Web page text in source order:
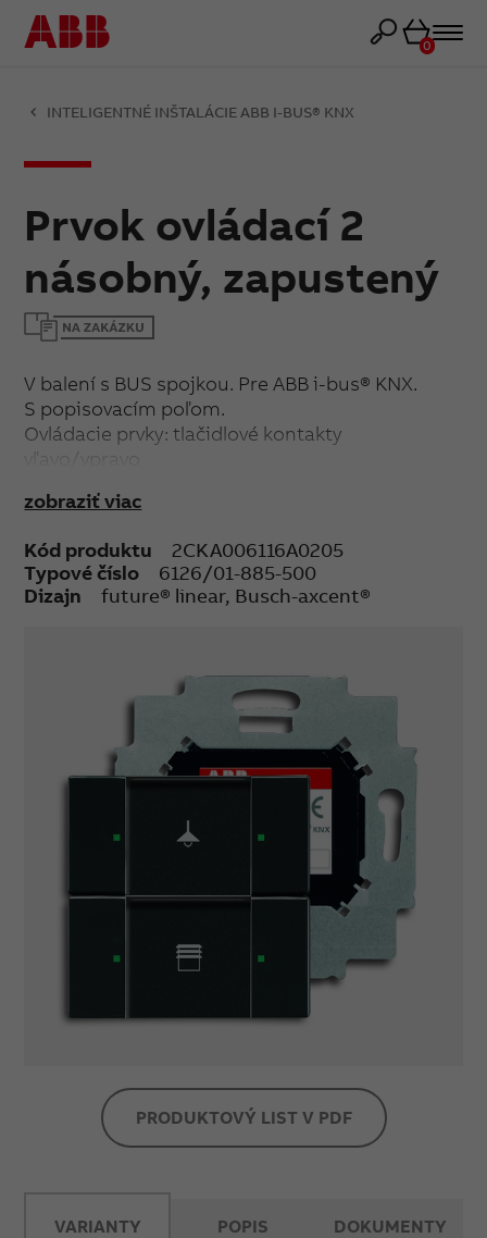
Košík
0
INTELIGENTNÉ INŠTALÁCIE ABB I-BUS® KNX
Prvok ovládací 2
násobný, zapustený
V balení s BUS spojkou. Pre ABB i-bus® KNX.
S popisovacím poľom.
Ovládacie prvky: tlačidlové kontakty
vľavo/vpravo
LED
Rozsah pracovných teplôt: -5 °C do +45 °C
Rozmery (vx š): 63 x 63 mm
zobraziť viac
Kód produktu
2CKA006116A0205
Typové číslo
6126/01-885-500
Dizajn
future® linear, Busch-axcent®
PRODUKTOVÝ LIST V PDF
VARIANTY POPIS DOKUMENTY